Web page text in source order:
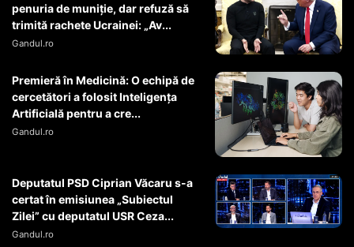
penuria de muniție, dar refuză să
trimită rachete Ucrainei: „Av...
Gandul.ro
Premieră în Medicină: O echipă de
cercetători a folosit Inteligența
Artificială pentru a cre...
Gandul.ro
Deputatul PSD Ciprian Văcaru s-a
certat în emisiunea „Subiectul
Zilei” cu deputatul USR Ceza...
Gandul.ro